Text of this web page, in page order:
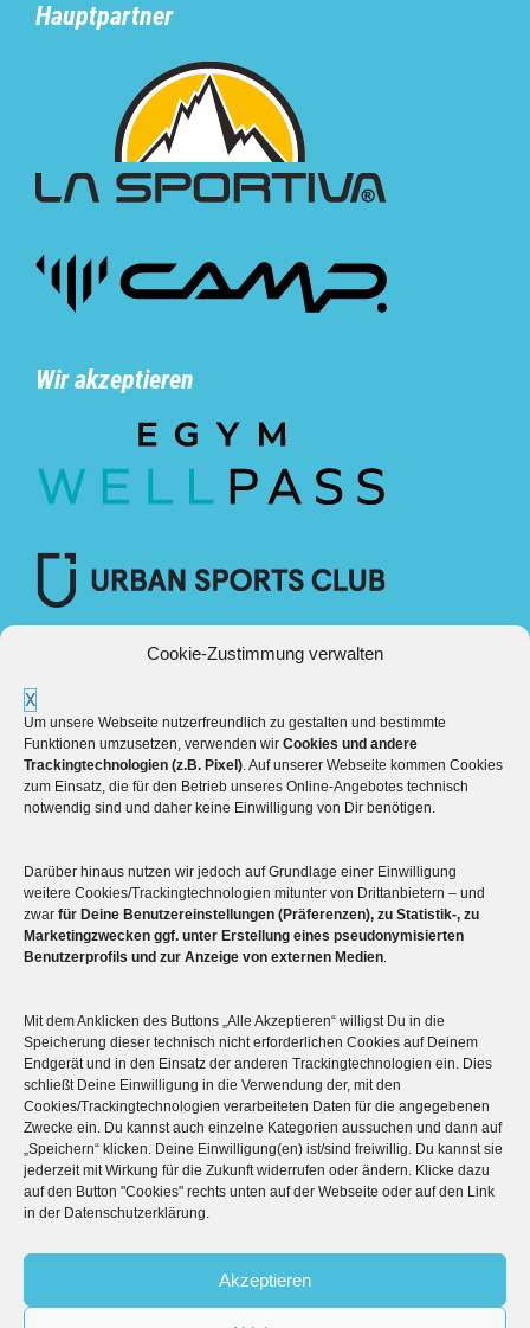
Cookie-Zustimmung verwalten
X
Um unsere Webseite nutzerfreundlich zu gestalten und bestimmte
Funktionen umzusetzen, verwenden wir Cookies und andere
Trackingtechnologien (z.B. Pixel). Auf unserer Webseite kommen Cookies
zum Einsatz, die für den Betrieb unseres Online-Angebotes technisch
notwendig sind und daher keine Einwilligung von Dir benötigen.
Darüber hinaus nutzen wir jedoch auf Grundlage einer Einwilligung
weitere Cookies/Trackingtechnologien mitunter von Drittanbietern – und
zwar für Deine Benutzereinstellungen (Präferenzen), zu Statistik-, zu
Marketingzwecken ggf. unter Erstellung eines pseudonymisierten
Benutzerprofils und zur Anzeige von externen Medien.
Mit dem Anklicken des Buttons „Alle Akzeptieren“ willigst Du in die
Speicherung dieser technisch nicht erforderlichen Cookies auf Deinem
Endgerät und in den Einsatz der anderen Trackingtechnologien ein. Dies
schließt Deine Einwilligung in die Verwendung der, mit den
Cookies/Trackingtechnologien verarbeiteten Daten für die angegebenen
Zwecke ein. Du kannst auch einzelne Kategorien aussuchen und dann auf
„Speichern“ klicken. Deine Einwilligung(en) ist/sind freiwillig. Du kannst sie
jederzeit mit Wirkung für die Zukunft widerrufen oder ändern. Klicke dazu
auf den Button "Cookies" rechts unten auf der Webseite oder auf den Link
in der Datenschutzerklärung.
Akzeptieren
Hauptpartner
Wir akzeptieren
Mehr über die Boulderwelt
Unsere Hallen im Überblick
© 2026Boulderwelt
Benutzungsordnung
Impressum